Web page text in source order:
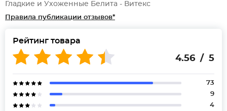
Гладкие и Ухоженные Белита - Витекс
Правила публикации отзывов*
Рейтинг товара
4.56 / 5
73
9
4